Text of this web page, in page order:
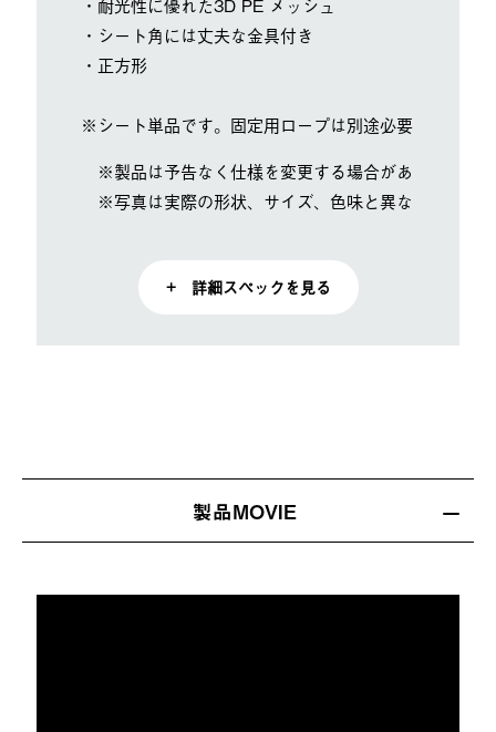
・シート角には丈夫な金具付き
・正方形
※シート単品です。固定用ロープは別途必要になりま
※製品は予告なく仕様を変更する場合があります。
※写真は実際の形状、サイズ、色味と異なる場合が
+ 詳細スペックを見る
製品MOVIE